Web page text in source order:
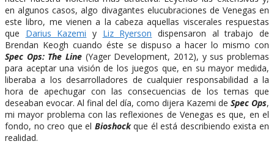
en algunos casos, algo divagantes elucubraciones de Venegas en
este libro, me vienen a la cabeza aquellas viscerales respuestas
que Darius Kazemi y Liz Ryerson dispensaron al trabajo de
Brendan Keogh cuando éste se dispuso a hacer lo mismo con
Spec Ops: The Line (Yager Development, 2012), y sus problemas
para aceptar una visión de los juegos que, en su mayor medida,
liberaba a los desarrolladores de cualquier responsabilidad a la
hora de apechugar con las consecuencias de los temas que
deseaban evocar. Al final del día, como dijera Kazemi de Spec Ops,
mi mayor problema con las reflexiones de Venegas es que, en el
fondo, no creo que el Bioshockque él está describiendo exista en
realidad.